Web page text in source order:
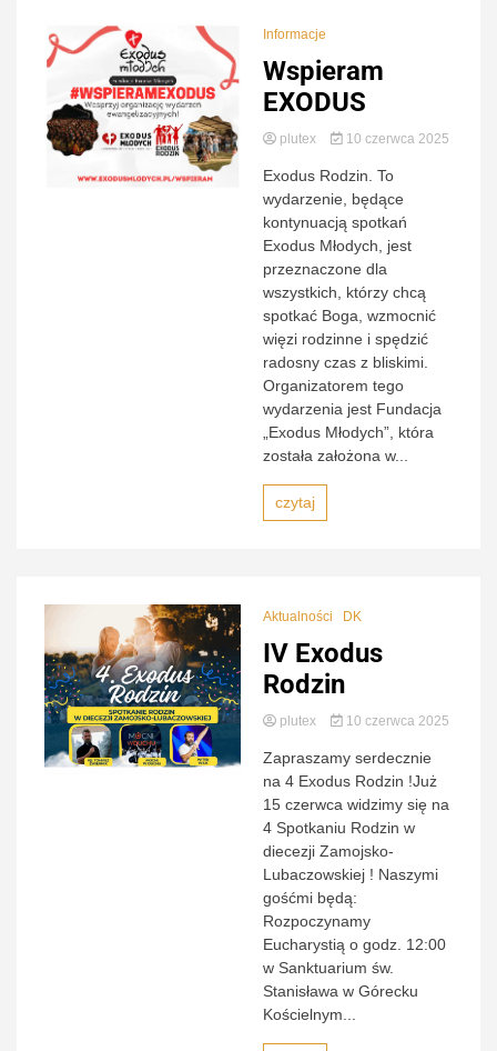
Informacje
Wspieram
EXODUS
plutex 10 czerwca 2025
Exodus Rodzin. To
wydarzenie, będące
kontynuacją spotkań
Exodus Młodych, jest
przeznaczone dla
wszystkich, którzy chcą
spotkać Boga, wzmocnić
więzi rodzinne i spędzić
radosny czas z bliskimi.
Organizatorem tego
wydarzenia jest Fundacja
„Exodus Młodych”, która
została założona w...
czytaj
Aktualności DK
IV Exodus
Rodzin
plutex 10 czerwca 2025
Zapraszamy serdecznie
na 4 Exodus Rodzin !Już
15 czerwca widzimy się na
4 Spotkaniu Rodzin w
diecezji Zamojsko-
Lubaczowskiej ! Naszymi
gośćmi będą:
Rozpoczynamy
Eucharystią o godz. 12:00
w Sanktuarium św.
Stanisława w Górecku
Kościelnym...